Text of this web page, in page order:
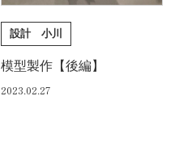
設計 小川
模型製作【後編】
2023.02.27